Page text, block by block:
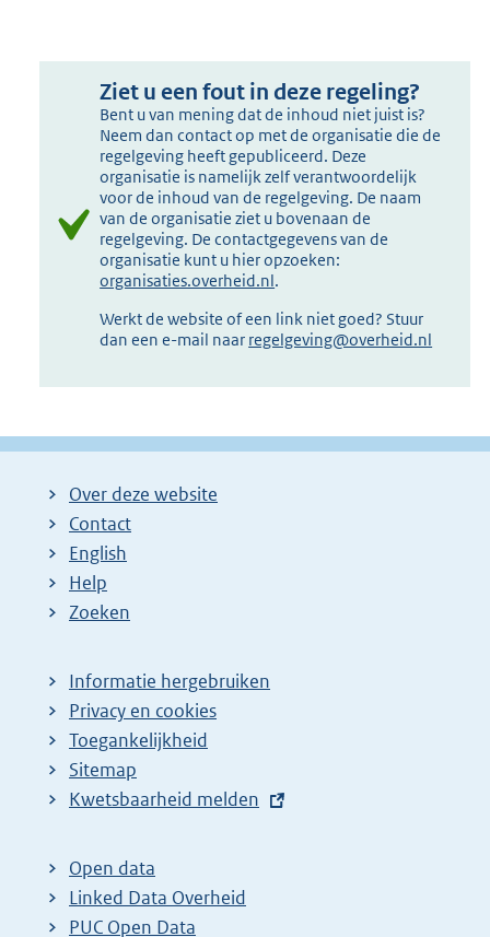
Ziet u een fout in deze regeling?
Bent u van mening dat de inhoud niet juist is?
Neem dan contact op met de organisatie die de
regelgeving heeft gepubliceerd. Deze
organisatie is namelijk zelf verantwoordelijk
voor de inhoud van de regelgeving. De naam
van de organisatie ziet u bovenaan de
regelgeving. De contactgegevens van de
organisatie kunt u hier opzoeken:
organisaties.overheid.nl.
Werkt de website of een link niet goed? Stuur
dan een e-mail naar regelgeving@overheid.nl
Over deze website
Contact
English
Help
Zoeken
Informatie hergebruiken
Privacy en cookies
Toegankelijkheid
Sitemap
E
t
e
r
Kwetsbaarheid melden
Open data
Linked Data Overheid
PUC Open Data